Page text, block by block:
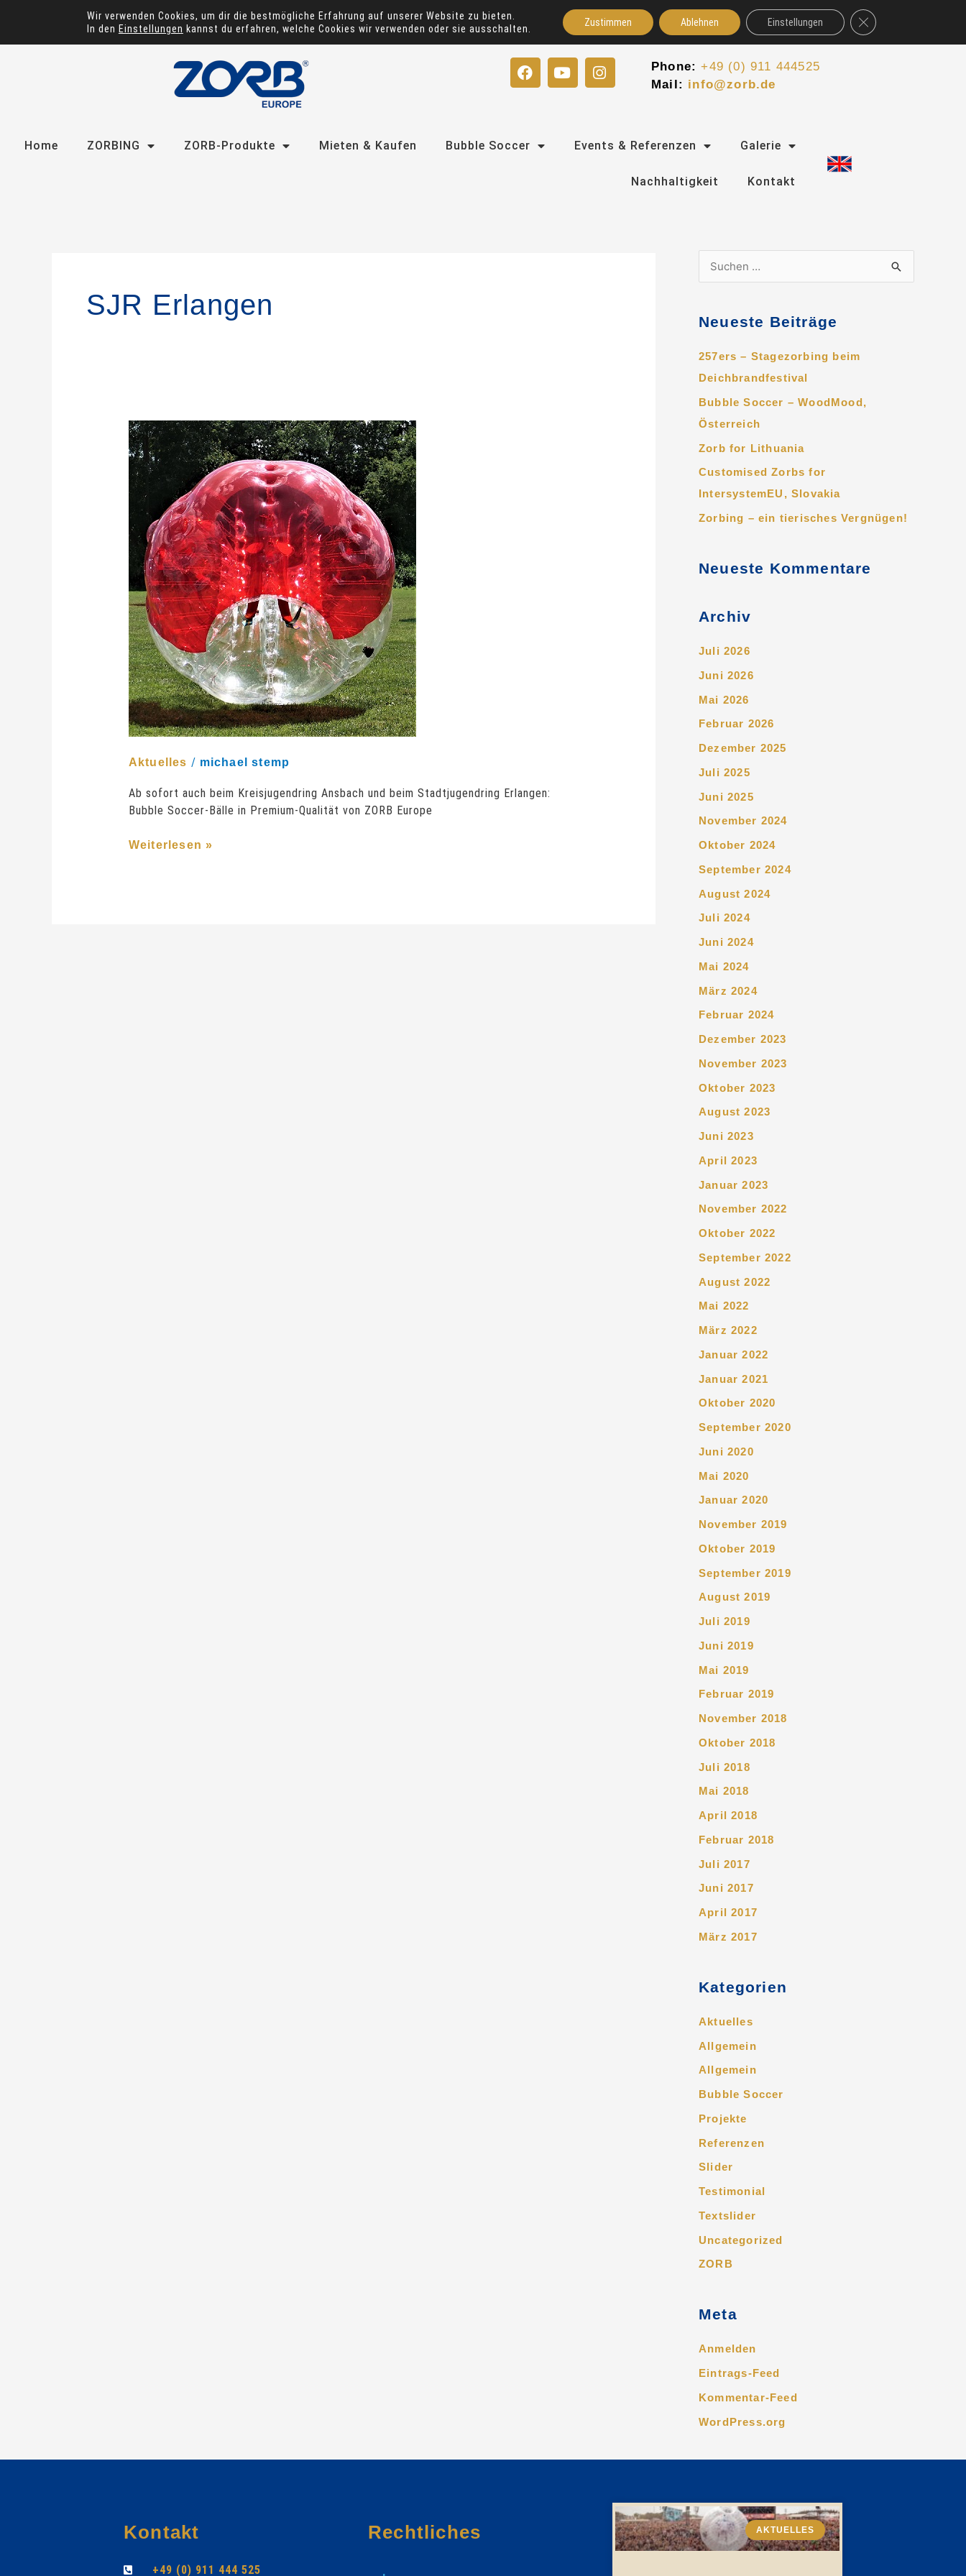
F
a
o
o
Y
o
I
n
g
r
Phone: +49 (0) 911 444525
Mail: info@zorb.de
Home ZORBING ZORB-Produkte Mieten & Kaufen Bubble Soccer Events & Referenzen Galerie
Nachhaltigkeit Kontakt
SJR Erlangen
Aktuelles / michael stemp
Ab sofort auch beim Kreisjugendring Ansbach und beim Stadtjugendring Erlangen:
Bubble Soccer-Bälle in Premium-Qualität von ZORB Europe
Weiterlesen »
e
n
n
a
c
Neueste Beiträge
257ers – Stagezorbing beim
Deichbrandfestival
Bubble Soccer – WoodMood,
Österreich
Zorb for Lithuania
Customised Zorbs for
IntersystemEU, Slovakia
Zorbing – ein tierisches Vergnügen!
Neueste Kommentare
Archiv
Juli 2026
Juni 2026
Mai 2026
Februar 2026
Dezember 2025
Juli 2025
Juni 2025
November 2024
Oktober 2024
September 2024
August 2024
Juli 2024
Juni 2024
Mai 2024
März 2024
Februar 2024
Dezember 2023
November 2023
Oktober 2023
August 2023
Juni 2023
April 2023
Januar 2023
November 2022
Oktober 2022
September 2022
August 2022
Mai 2022
März 2022
Januar 2022
Januar 2021
Oktober 2020
September 2020
Juni 2020
Mai 2020
Januar 2020
November 2019
Oktober 2019
September 2019
August 2019
Juli 2019
Juni 2019
Mai 2019
Februar 2019
November 2018
Oktober 2018
Juli 2018
Mai 2018
April 2018
Februar 2018
Juli 2017
Juni 2017
April 2017
März 2017
Kategorien
Aktuelles
Allgemein
Allgemein
Bubble Soccer
Projekte
Referenzen
Slider
Testimonial
Textslider
Uncategorized
ZORB
Meta
Anmelden
Eintrags-Feed
Kommentar-Feed
WordPress.org
Kontakt
+49 (0) 911 444 525
Rechtliches AKTUELLES
Wir verwenden Cookies, um dir die bestmögliche Erfahrung auf unserer Website zu bieten.
In den Einstellungen kannst du erfahren, welche Cookies wir verwenden oder sie ausschalten.
Zustimmen Ablehnen Einstellungen GDPR Cookie-Banner